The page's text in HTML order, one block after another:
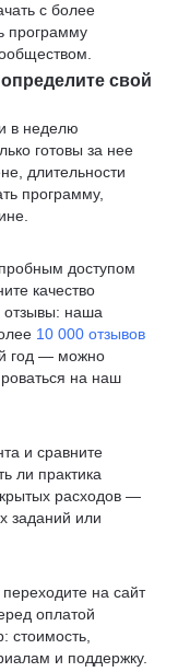
с более
программу
свой
в неделю
готовы за нее
длительности
программу,
доступом
качество
отзывы: наша
10 000 отзывов
год — можно
на наш
и сравните
ли практика
расходов —
заданий или
на сайт
оплатой
стоимость,
и поддержку.